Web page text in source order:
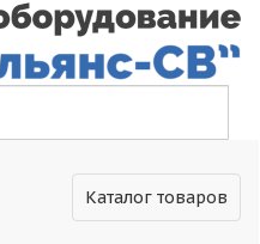
Каталог товаров